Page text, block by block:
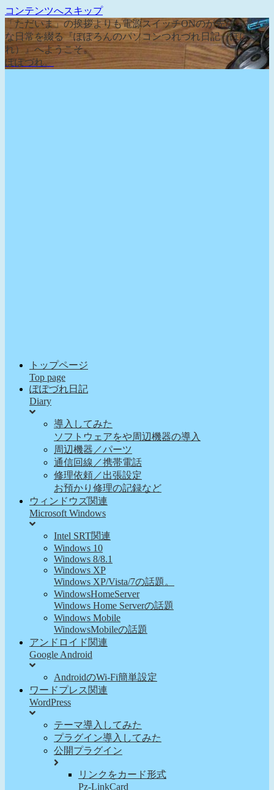
コンテンツへスキップ
「ただいま」の挨拶よりも電源スイッチONのが先な、そん
な日常を綴る『ぽぽろんのパソコンつれづれ日記（ぽぽづ
れ）』へようこそ。
ぽぽづれ。
トップページ
Top page
ぽぽづれ日記
Diary
導入してみた
ソフトウェアをや周辺機器の導入
周辺機器／パーツ
通信回線／携帯電話
修理依頼／出張設定
お預かり修理の記録など
ウィンドウズ関連
Microsoft Windows
Intel SRT関連
Windows 10
Windows 8/8.1
Windows XP
Windows XP/Vista/7の話題。
WindowsHomeServer
Windows Home Serverの話題
Windows Mobile
WindowsMobileの話題
アンドロイド関連
Google Android
AndroidのWi-Fi簡単設定
ワードプレス関連
WordPress
テーマ導入してみた
プラグイン導入してみた
公開プラグイン
リンクをカード形式
Pz-LinkCard